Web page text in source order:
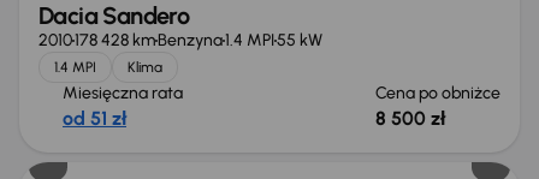
Dacia Sandero
2010178 428 kmBenzyna1.4 MPI55 kW
1.4 MPI Klima
Miesięczna rata
od 51 zł
Cena po obniżce
8 500 zł